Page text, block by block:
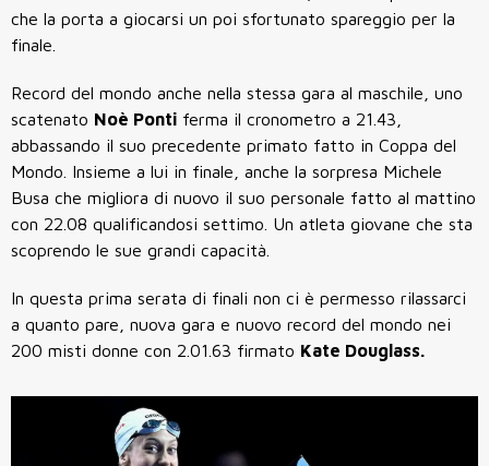
che la porta a giocarsi un poi sfortunato spareggio per la
finale.
Record del mondo anche nella stessa gara al maschile, uno
scatenato Noè Ponti ferma il cronometro a 21.43,
abbassando il suo precedente primato fatto in Coppa del
Mondo. Insieme a lui in finale, anche la sorpresa Michele
Busa che migliora di nuovo il suo personale fatto al mattino
con 22.08 qualificandosi settimo. Un atleta giovane che sta
scoprendo le sue grandi capacità.
In questa prima serata di finali non ci è permesso rilassarci
a quanto pare, nuova gara e nuovo record del mondo nei
200 misti donne con 2.01.63 firmato Kate Douglass.